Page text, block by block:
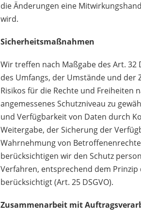
die Änderungen eine
wird.
Sicherheitsmaßnahmen
Wir treffen nach Maßgabe des Art.
des Umfangs, der Umstände und der
Risikos für die Rechte und Freiheiten
angemessenes Schutzniveau zu
und Verfügbarkeit von Daten durch
Weitergabe, der Sicherung der
Wahrnehmung von
berücksichtigen wir den Schutz
Verfahren, entsprechend dem
berücksichtigt (Art. 25 DSGVO).
Zusammenarbeit mit